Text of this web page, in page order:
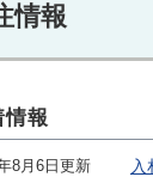
情報
情報
8月6日更新 入